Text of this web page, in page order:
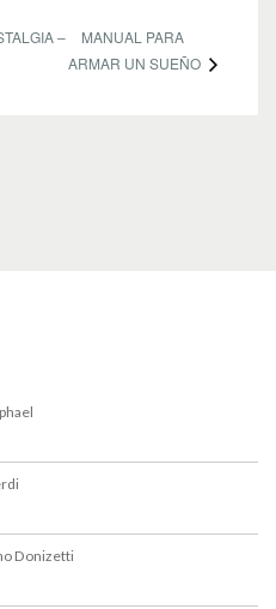
–
MANUAL PARA
ARMAR UN SUEÑO
Donizetti